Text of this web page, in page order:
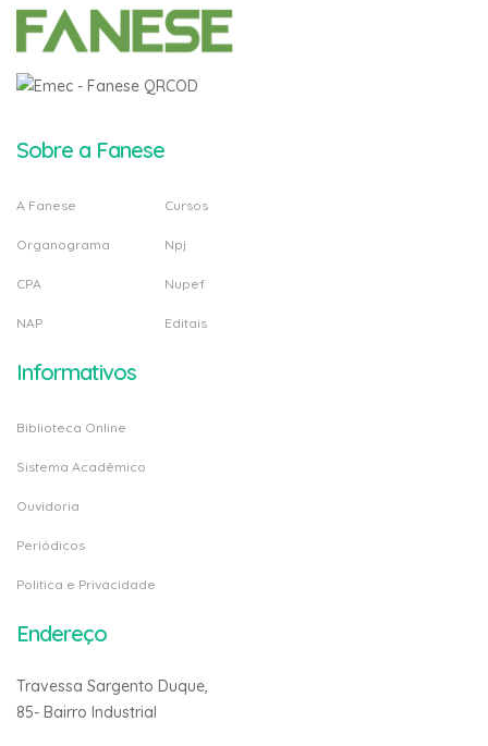
Sobre a Fanese
A Fanese
Organograma
CPA
NAP
Cursos
Npj
Nupef
Editais
Informativos
Biblioteca Online
Sistema Acadêmico
Ouvidoria
Periódicos
Politica e Privacidade
Endereço
Travessa Sargento Duque,
85- Bairro Industrial